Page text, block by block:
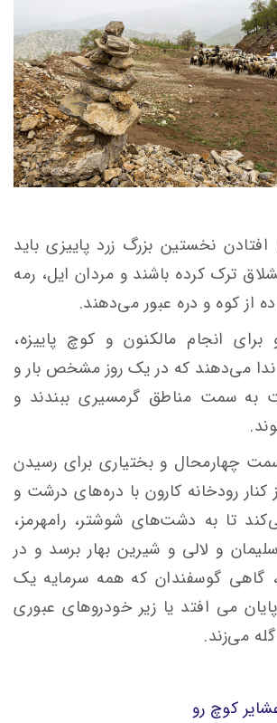
افتادن نخستین بزرگ زرد پاییزی باید
ترک کرده باشند و مردان ایل، رمه
از کوه و دره عبور می‌دهند.
انجام مالکنون و کوچ پاییزه،
می‌دهند که در یک روز مشخص بار و
به سمت مناطق گرمسیری ببندند و
چهارمحال و بختیاری برای رسیدن
رودخانه کارون با دره‌های درشت و
تا به دشت‌های شوشتر، رامهرمز،
و لالی و شیرین بهار برسد و در
گوسفندان که همه سرمایه یک
می افتد یا زیر خودروهای عبوری
می‌زند.
کوچ رو